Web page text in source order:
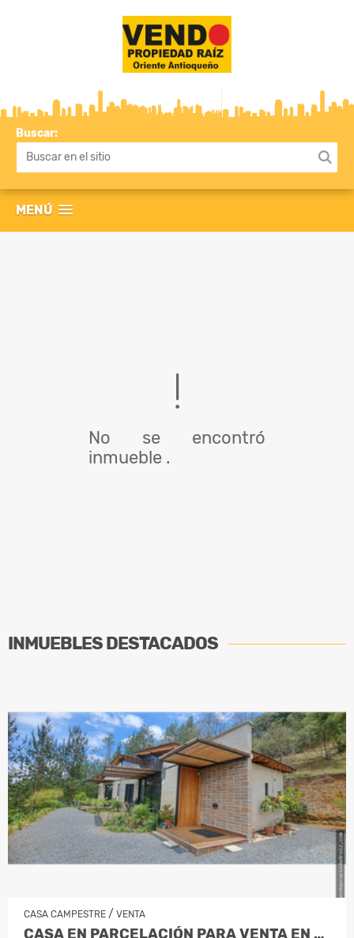
Buscar:
MENÚ
No se encontró
inmueble .
INMUEBLESDESTACADOS
CASA CAMPESTRE / VENTA
CASA EN PARCELACIÓN PARA VENTA EN LA…